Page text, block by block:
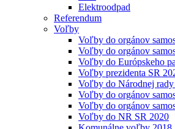
Elektroodpad
Referendum
Voľby
Voľby do orgánov
Voľby do orgánov
Voľby do Európskeho
Voľby prezidenta SR
Voľby do Národnej
Voľby do orgánov
Voľby do orgánov
Voľby do NR SR 2020